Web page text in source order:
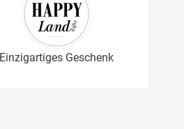
Einzigartiges Geschenk